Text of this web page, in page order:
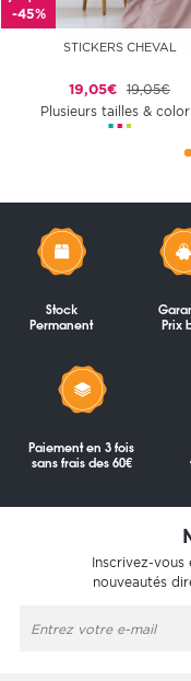
-45%
STICKERS CHEVAL
19,05€ 19,05€
Plusieurs tailles &
Stock
Permanent
Prix
Paiement en 3 fois
sans frais des 60€
Inscrivez-
nouveautés